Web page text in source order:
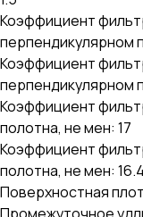
Коэффициент
перпендикулярном
Коэффициент
перпендикулярном
Коэффициент
полотна, не мен: 17
Коэффициент
полотна, не мен: 16.4
Поверхностная